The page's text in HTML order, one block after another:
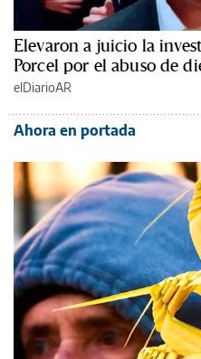
Elevaron a juicio la
Porcel por el abuso de
elDiarioAR
Ahora en portada